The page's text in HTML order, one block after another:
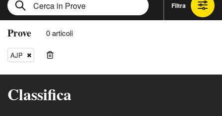
Filtra
Prove 0 articoli
AJP
Classifica